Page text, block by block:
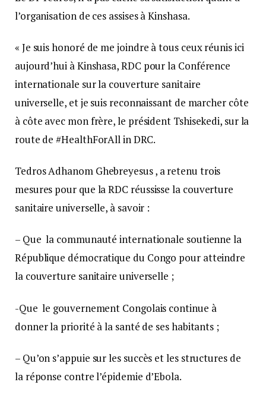
l’organisation de ces assises à Kinshasa.
« Je suis honoré de me joindre à tous ceux réunis ici
aujourd’hui à Kinshasa, RDC pour la Conférence
internationale sur la couverture sanitaire
universelle, et je suis reconnaissant de marcher côte
à côte avec mon frère, le président Tshisekedi, sur la
route de #HealthForAll in DRC.
Tedros Adhanom Ghebreyesus , a retenu trois
mesures pour que la RDC réussisse la couverture
sanitaire universelle, à savoir :
– Que la communauté internationale soutienne la
République démocratique du Congo pour atteindre
la couverture sanitaire universelle ;
-Que le gouvernement Congolais continue à
donner la priorité à la santé de ses habitants ;
– Qu’on s’appuie sur les succès et les structures de
la réponse contre l’épidemie d’Ebola.